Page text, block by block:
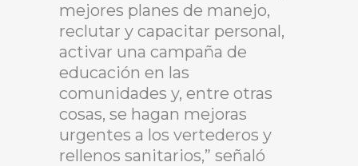
mejores planes de manejo,
reclutar y capacitar personal,
activar una campaña de
educación en las
comunidades y, entre otras
cosas, se hagan mejoras
urgentes a los vertederos y
rellenos sanitarios,” señaló